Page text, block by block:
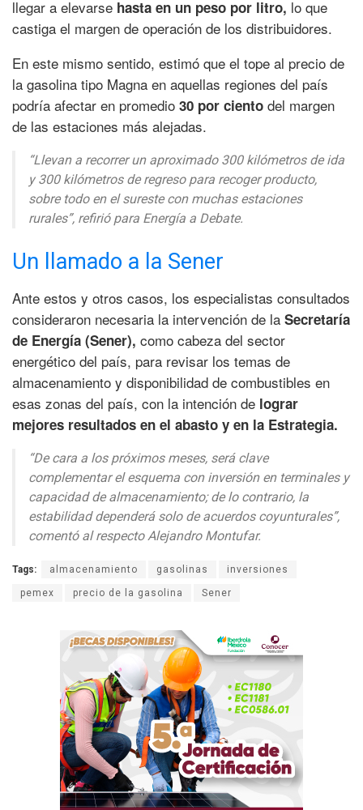
llegar a elevarse hasta en un peso por litro, lo que
castiga el margen de operación de los distribuidores.
En este mismo sentido, estimó que el tope al precio de
la gasolina tipo Magna en aquellas regiones del país
podría afectar en promedio 30 por ciento del margen
de las estaciones más alejadas.
“Llevan a recorrer un aproximado 300 kilómetros de ida
y 300 kilómetros de regreso para recoger producto,
sobre todo en el sureste con muchas estaciones
rurales”, refirió para Energía a Debate.
Un llamado a la Sener
Ante estos y otros casos, los especialistas consultados
consideraron necesaria la intervención de la Secretaría
de Energía (Sener), como cabeza del sector
energético del país, para revisar los temas de
almacenamiento y disponibilidad de combustibles en
esas zonas del país, con la intención de lograr
mejores resultados en el abasto y en la Estrategia.
“De cara a los próximos meses, será clave
complementar el esquema con inversión en terminales y
capacidad de almacenamiento; de lo contrario, la
estabilidad dependerá solo de acuerdos coyunturales”,
comentó al respecto Alejandro Montufar.
Tags: almacenamiento gasolinas inversiones
pemex precio de la gasolina Sener